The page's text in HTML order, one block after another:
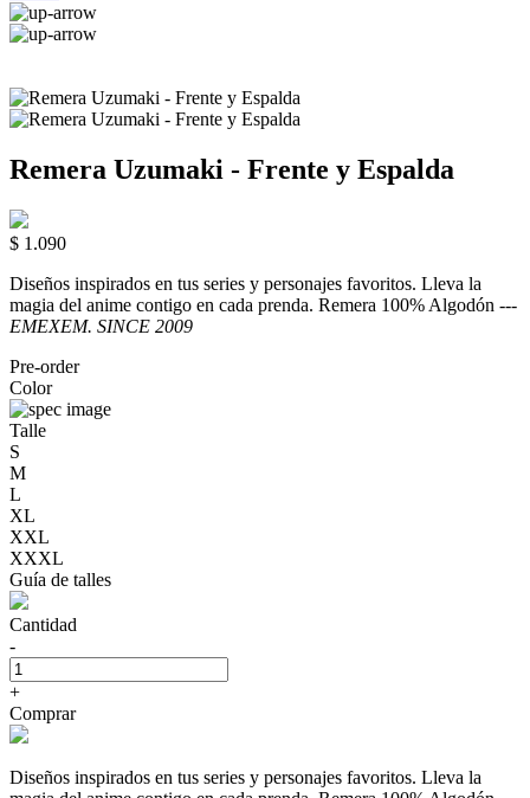
Remera Uzumaki - Frente y Espalda
$ 1.090
Diseños inspirados en tus series y personajes favoritos. Lleva la
magia del anime contigo en cada prenda. Remera 100% Algodón ---
EMEXEM. SINCE 2009
Pre-order
Color
Talle
S
M
L
XL
XXL
XXXL
Guía de talles
Cantidad
-
+
Comprar
Diseños inspirados en tus series y personajes favoritos. Lleva la